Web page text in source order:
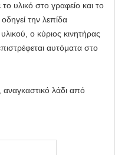
υλικό στο γραφείο και το
την λεπίδα
ο κύριος κινητήρας
αυτόματα στο
αναγκαστικό λάδι από